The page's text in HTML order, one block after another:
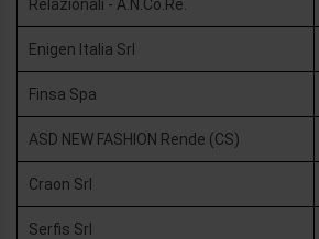
Relazionali - A.N.Co.Re.
Enigen Italia Srl
Finsa Spa
ASD NEW FASHION Rende (CS)
Craon Srl
Serfis Srl